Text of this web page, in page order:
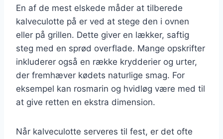
En af de mest elskede måder at tilberede
kalveculotte på er ved at stege den i ovnen
eller på grillen. Dette giver en lækker, saftig
steg med en sprød overflade. Mange opskrifter
inkluderer også en række krydderier og urter,
der fremhæver kødets naturlige smag. For
eksempel kan rosmarin og hvidløg være med til
at give retten en ekstra dimension.
Når kalveculotte serveres til fest, er det ofte